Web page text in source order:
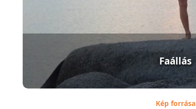
Faállás
Kép forrása